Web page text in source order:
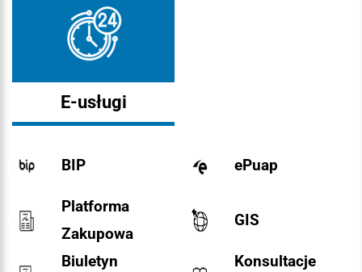
E-usługi
BIP ePuap
Platforma
Zakupowa
GIS
Biuletyn
Konsultacje